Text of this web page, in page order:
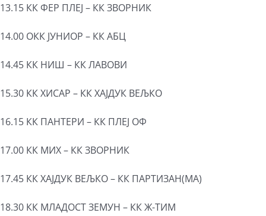
13.15 КК ФЕР ПЛЕЈ – КК ЗВОРНИК
14.00 ОКК ЈУНИОР – КК АБЦ
14.45 КК НИШ – КК ЛАВОВИ
15.30 КК ХИСАР – КК ХАЈДУК ВЕЉКО
16.15 КК ПАНТЕРИ – КК ПЛЕЈ ОФ
17.00 КК МИX – КК ЗВОРНИК
17.45 КК ХАЈДУК ВЕЉКО – КК ПАРТИЗАН(МА)
18.30 КК МЛАДОСТ ЗЕМУН – КК Ж-ТИМ